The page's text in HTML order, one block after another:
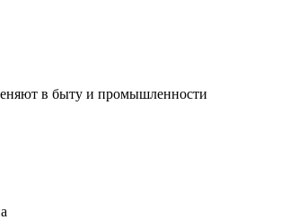
в быту и промышленности